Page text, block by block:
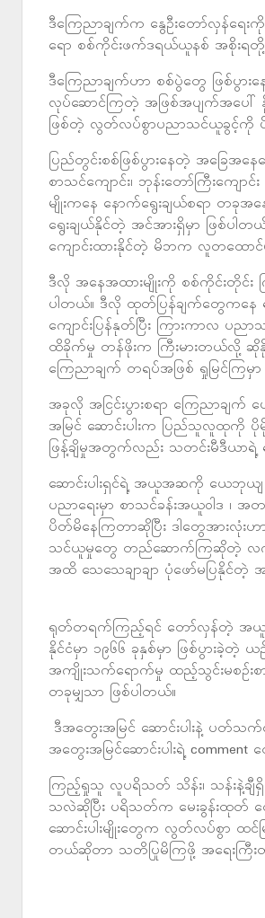
ဒီကြေညာချက်က နွေဦးတော်လှန်ရေ
ရော စစ်ကိုင်းဖက်ဒရယ်ယူနစ် အစိုးရတို့
ဒီကြေညာချက်ဟာ စစ်ပွဲတွေ ဖြစ်ပွ
လုပ်ဆောင်ကြတဲ့ အဖြစ်အပျက်အပေါ် နို
ဖြစ်တဲ့ လွတ်လပ်စွာပညာသင်ယူခွင့်ကို ပိ
ပြည်တွင်းစစ်ဖြစ်ပွားနေတဲ့ အခြေအ
စာသင်ကျောင်း၊ ဘုန်းတော်ကြီးကျ
မျိုးကနေ နောက်ရွေးချယ်စရာ တခုအန
ရွေးချယ်နိုင်တဲ့ အင်အားရှိမှာ ဖြစ်ပါ
ကျောင်းထားနိုင်တဲ့ မိဘက လူတထော
ဒီလို အနေအထားမျိုးကို စစ်ကိုင်းတိုင်
ပါတယ်။ ဒီလို ထုတ်ပြန်ချက်တွေကနေ
ကျောင်းပြန်နုတ်ပြီး ကြားကာလ
ထိခိုက်မှု တန်ဖိုးက ကြီးမားတယ်လို့ ဆို
ကြေညာချက် တရပ်အဖြစ် ရှုမြင်ကြမှာ
အခုလို အငြင်းပွားစရာ ကြေညာချက်
အမြင် ဆောင်းပါးက ပြည်သူလူထုကို
ဖြန့်ချိမှုအတွက်လည်း သတင်းမီဒီယာရဲ့
ဆောင်းပါးရှင်ရဲ့ အယူအဆကို ယေဘုယျ
ပညာရေးမှာ စာသင်ခန်းအယူဝါဒ
ပိတ်မိနေကြတာဆိုပြီး ဒါတွေအားလုံး
သင်ယူမှုတွေ တည်ဆောက်ကြဆိုတဲ့ လက်
အထိ သေသေချာချာ ပုံဖော်မပြနိုင်
ရုတ်တရက်ကြည့်ရင် တော်လှန်တဲ့ အယူအဆ
နိုင်ငံမှာ ၁၉၆၆ ခုနှစ်မှာ ဖြစ်ပွား
အကျိုးသက်ရောက်မှု ထည့်သွင်းမစဥ်း
တခုမျှသာ ဖြစ်ပါတယ်။
ဒီအတွေးအမြင် ဆောင်းပါးနဲ့ ပ
အတွေးအမြင်ဆောင်းပါးရဲ့
ကြည့်ရှုသူ လူပရိသတ် သိန်း၊ သန်းနဲ့ချီ
သလဲဆိုပြီး ပရိသတ်က မေးခွန်းထုတ် ဝ
ဆောင်းပါးမျိုးတွေက လွတ်လပ်စွာ ထ
တယ်ဆိုတာ သတိပြုမိကြဖို့ အရေးကြီးတ